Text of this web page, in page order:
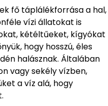
fő táplálékforrása a hal,
vízi állatokat is
kétéltűeket, kígyókat
hogy hosszú, éles
halásznak. Általában
vagy sekély vízben,
a víz alá, hogy